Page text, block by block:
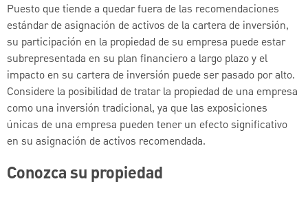
Puesto que tiende a quedar fuera de las recomendaciones
estándar de asignación de activos de la cartera de inversión,
su participación en la propiedad de su empresa puede estar
subrepresentada en su plan financiero a largo plazo y el
impacto en su cartera de inversión puede ser pasado por alto.
Considere la posibilidad de tratar la propiedad de una empresa
como una inversión tradicional, ya que las exposiciones
únicas de una empresa pueden tener un efecto significativo
en su asignación de activos recomendada.
Conozca su propiedad